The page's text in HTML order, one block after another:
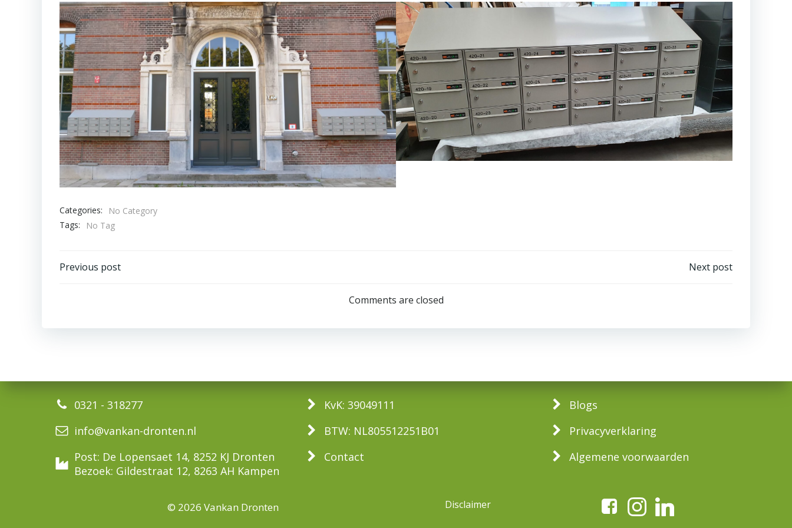
Categories:
No Category
Tags:
No Tag
Bericht
Previous post
navigatie
Next post
Comments are closed
0321 - 318277
info@vankan-dronten.nl
Post: De Lopensaet 14, 8252 KJ Dronten
Bezoek: Gildestraat 12, 8263 AH Kampen
KvK: 39049111
BTW: NL805512251B01
Contact
Blogs
Privacyverklaring
Algemene voorwaarden
© 2026 Vankan Dronten Disclaimer